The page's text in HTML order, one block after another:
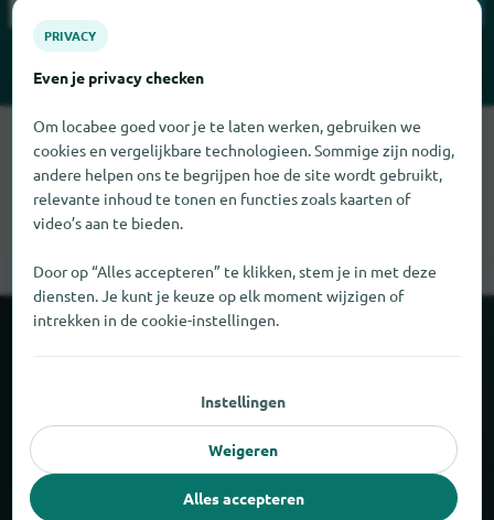
Sorry, we kunnen MACNA op dit moment niet vinden. Als u
weet waar MACNA te vinden is, zouden we het erg op prijs
stellen als u ons dat laat weten.
Partner
PRIVACY
Even je privacy checken
Om locabee goed voor je te laten werken, gebruiken we
cookies en vergelijkbare technologieen. Sommige zijn nodig,
andere helpen ons te begrijpen hoe de site wordt gebruikt,
relevante inhoud te tonen en functies zoals kaarten of
video’s aan te bieden.
Door op “Alles accepteren” te klikken, stem je in met deze
diensten. Je kunt je keuze op elk moment wijzigen of
intrekken in de cookie-instellingen.
Instellingen
Weigeren
Alles accepteren